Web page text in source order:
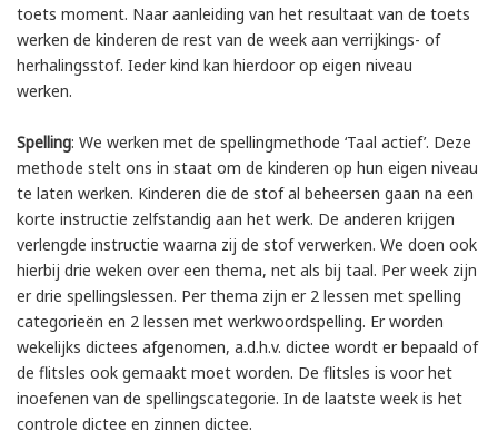
toets moment. Naar aanleiding van het resultaat van de toets
werken de kinderen de rest van de week aan verrijkings- of
herhalingsstof. Ieder kind kan hierdoor op eigen niveau
werken.
Spelling: We werken met de spellingmethode ‘Taal actief’. Deze
methode stelt ons in staat om de kinderen op hun eigen niveau
te laten werken. Kinderen die de stof al beheersen gaan na een
korte instructie zelfstandig aan het werk. De anderen krijgen
verlengde instructie waarna zij de stof verwerken. We doen ook
hierbij drie weken over een thema, net als bij taal. Per week zijn
er drie spellingslessen. Per thema zijn er 2 lessen met spelling
categorieën en 2 lessen met werkwoordspelling. Er worden
wekelijks dictees afgenomen, a.d.h.v. dictee wordt er bepaald of
de flitsles ook gemaakt moet worden. De flitsles is voor het
inoefenen van de spellingscategorie. In de laatste week is het
controle dictee en zinnen dictee.